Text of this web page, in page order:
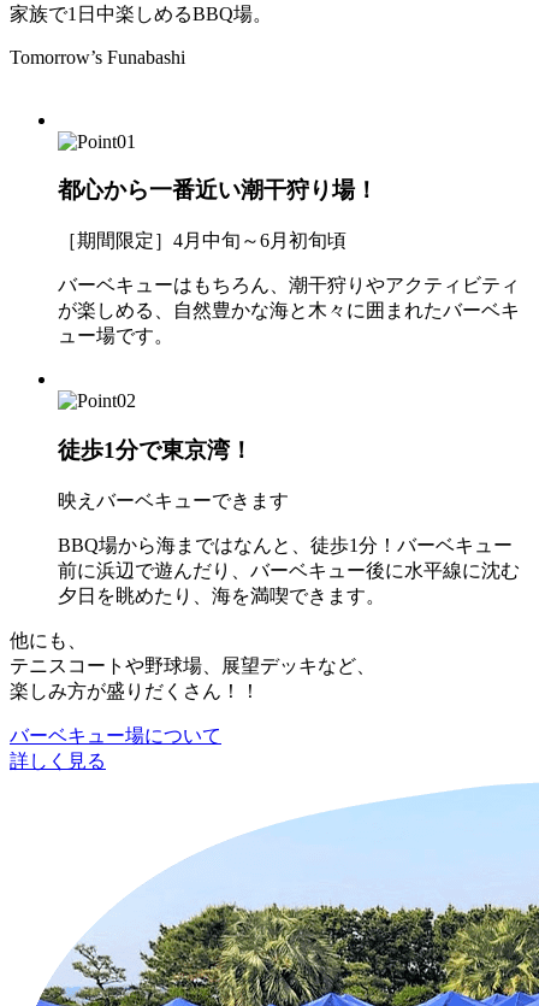
家族で1日中楽しめるBBQ場。
Tomorrow’s Funabashi
都心から一番近い潮干狩り場！
［期間限定］4月中旬～6月初旬頃
バーベキューはもちろん、潮干狩りやアクティビティ
が楽しめる、自然豊かな海と木々に囲まれたバーベキ
ュー場です。
徒歩1分で東京湾！
映えバーベキューできます
BBQ場から海まではなんと、徒歩1分！バーベキュー
前に浜辺で遊んだり、バーベキュー後に水平線に沈む
夕日を眺めたり、海を満喫できます。
他にも、
テニスコートや野球場、展望デッキなど、
楽しみ方が盛りだくさん！！
バーベキュー場について
詳しく見る